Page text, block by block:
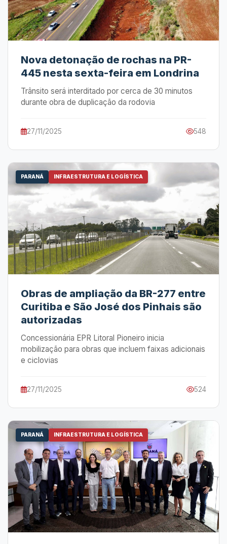
Nova detonação de rochas na PR-
445 nesta sexta-feira em Londrina
Trânsito será interditado por cerca de 30 minutos
durante obra de duplicação da rodovia
27/11/2025 548
PARANÁ INFRAESTRUTURA E LOGÍSTICA
Obras de ampliação da BR-277 entre
Curitiba e São José dos Pinhais são
autorizadas
Concessionária EPR Litoral Pioneiro inicia
mobilização para obras que incluem faixas adicionais
e ciclovias
27/11/2025 524
PARANÁ INFRAESTRUTURA E LOGÍSTICA